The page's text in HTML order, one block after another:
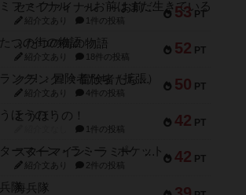
53 PT
セミファイナル ～お前はまだ生きている～
紹介文あり 1件の投稿
52 PT
ふたつの街の物語
紹介文あり 18件の投稿
50 PT
クランク! ：冒険者たち（拡張）
紹介文あり 4件の投稿
42 PT
とうほうの！
1件の投稿
42 PT
スターマイン・ラミー ポケット
紹介文あり 2件の投稿
海兵隊